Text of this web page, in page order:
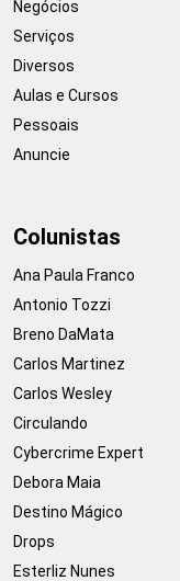
Negócios
Serviços
Diversos
Aulas e Cursos
Pessoais
Anuncie
Colunistas
Ana Paula Franco
Antonio Tozzi
Breno DaMata
Carlos Martinez
Carlos Wesley
Circulando
Cybercrime Expert
Debora Maia
Destino Mágico
Drops
Esterliz Nunes